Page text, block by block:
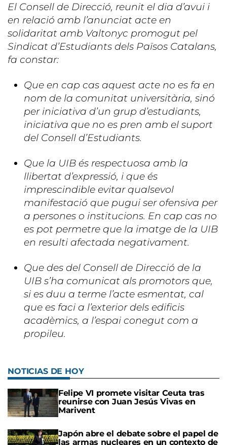
El Consell de Direcció, reunit el dia d’avui i
en relació amb l’anunciat acte en
solidaritat amb Valtonyc promogut pel
Sindicat d’Estudiants dels Països Catalans,
fa constar:
Que en cap cas aquest acte no es fa en
nom de la comunitat universitària, sinó
per iniciativa d’un grup d’estudiants,
iniciativa que no es pren amb el suport
del Consell d’Estudiants.
Que la UIB és respectuosa amb la
llibertat d’expressió, i que és
imprescindible evitar qualsevol
manifestació que pugui ser ofensiva per
a persones o institucions. En cap cas no
es pot permetre que la imatge de la UIB
en resulti afectada negativament.
Que des del Consell de Direcció de la
UIB s’ha comunicat als promotors que,
si es duu a terme l’acte esmentat, cal
que es faci a l’exterior dels edificis
acadèmics, a l’espai conegut com a
propileu.
NOTICIAS DE HOY
Felipe VI promete visitar Ceuta tras
reunirse con Juan Jesús Vivas en
Marivent
Japón abre el debate sobre el papel de
las armas nucleares en un contexto de